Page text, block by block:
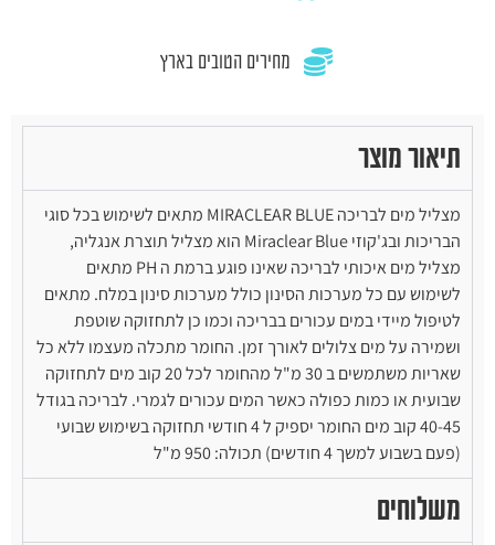
מחירים הטובים בארץ
תיאור מוצר
מצליל מים לבריכה MIRACLEAR BLUE מתאים לשימוש בכל סוגי
הבריכות ובג'קוזי Miraclear Blue הוא מצליל תוצרת אנגליה,
מצליל מים איכותי לבריכה שאינו פוגע ברמת ה PH מתאים
לשימוש עם כל מערכות הסינון כולל מערכות סינון במלח. מתאים
לטיפול מיידי במים עכורים בבריכה וכמו כן לתחזוקה שוטפת
ושמירה על מים צלולים לאורך זמן. החומר מתכלה מעצמו ללא כל
שאריות משתמשים ב 30 מ"ל מהחומר לכל 20 קוב מים לתחזוקה
שבועית או כמות כפולה כאשר המים עכורים לגמרי. לבריכה בגודל
40-45 קוב מים החומר יספיק ל 4 חודשי תחזוקה בשימוש שבועי
(פעם בשבוע למשך 4 חודשים) תכולה: 950 מ"ל
משלוחים